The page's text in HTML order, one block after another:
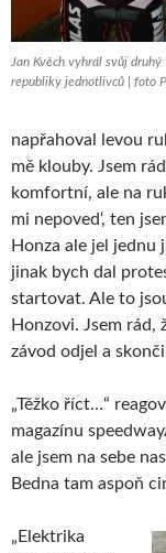
Jan Kvěch vyhrál svůj
republiky jednotlivců | foto
napřahoval levou
mě klouby. Jsem
komfortní, ale na
mi nepoved‘, ten
Honza ale jel jednu
jinak bych dal
startovat. Ale to
Honzovi. Jsem rád,
závod odjel a
„Těžko říct…“
magazínu
ale jsem na sebe
Bedna tam aspoň
„Elektrika